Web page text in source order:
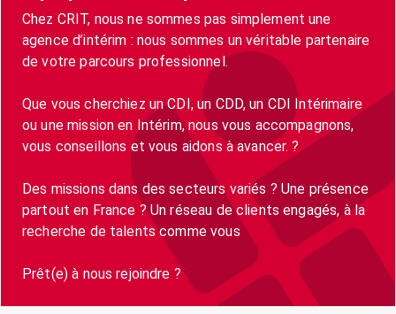
Chez CRIT, nous ne sommes pas simplement une
agence d’intérim : nous sommes un véritable partenaire
de votre parcours professionnel.
Que vous cherchiez un CDI, un CDD, un CDI Intérimaire
ou une mission en Intérim, nous vous accompagnons,
vous conseillons et vous aidons à avancer. ?
Des missions dans des secteurs variés ? Une présence
partout en France ? Un réseau de clients engagés, à la
recherche de talents comme vous
Prêt(e) à nous rejoindre ?